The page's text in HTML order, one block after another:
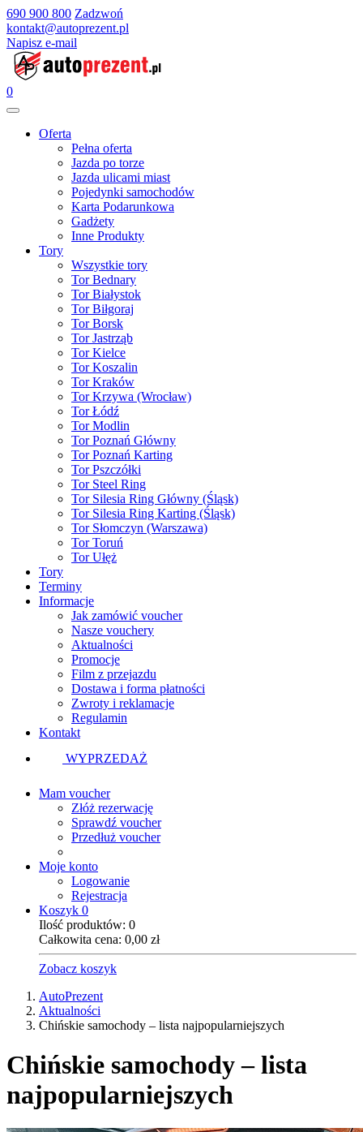
690 900 800 Zadzwoń
kontakt@autoprezent.pl
Napisz e-mail
0
Oferta
Pełna oferta
Jazda po torze
Jazda ulicami miast
Pojedynki samochodów
Karta Podarunkowa
Gadżety
Inne Produkty
Tory
Wszystkie tory
Tor Bednary
Tor Białystok
Tor Biłgoraj
Tor Borsk
Tor Jastrząb
Tor Kielce
Tor Koszalin
Tor Kraków
Tor Krzywa (Wrocław)
Tor Łódź
Tor Modlin
Tor Poznań Główny
Tor Poznań Karting
Tor Pszczółki
Tor Steel Ring
Tor Silesia Ring Główny (Śląsk)
Tor Silesia Ring Karting (Śląsk)
Tor Słomczyn (Warszawa)
Tor Toruń
Tor Ułęż
Tory
Terminy
Informacje
Jak zamówić voucher
Nasze vouchery
Aktualności
Promocje
Film z przejazdu
Dostawa i forma płatności
Zwroty i reklamacje
Regulamin
Kontakt
WYPRZEDAŻ
Mam voucher
Złóż rezerwację
Sprawdź voucher
Przedłuż voucher
Moje konto
Logowanie
Rejestracja
Koszyk 0
Ilość produktów: 0
Całkowita cena: 0,00 zł
Zobacz koszyk
AutoPrezent
Aktualności
Chińskie samochody – lista najpopularniejszych
Chińskie samochody – lista
najpopularniejszych